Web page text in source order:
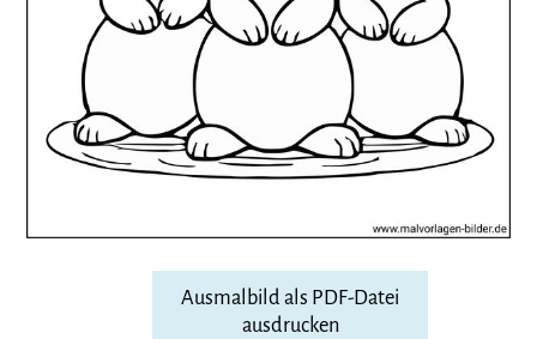
Ausmalbild als PDF-Datei
ausdrucken